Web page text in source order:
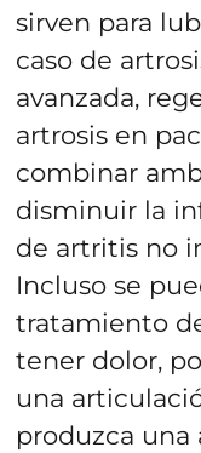
sirven para
caso de
avanzada,
artrosis en
combinar
disminuir la
de artritis no
Incluso se
tratamiento
tener dolor,
una
produzca una